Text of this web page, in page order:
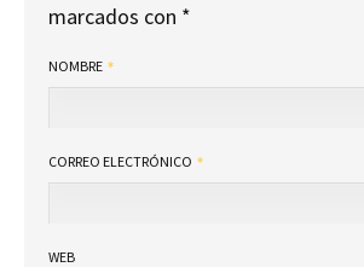
marcados con *
NOMBRE
CORREO ELECTRÓNICO
WEB